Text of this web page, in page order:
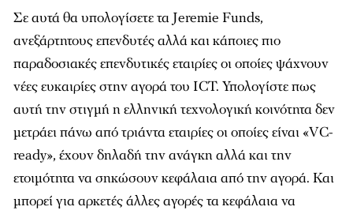
Σε αυτά θα υπολογίσετε τα Jeremie Funds,
ανεξάρτητους επενδυτές αλλά και κάποιες πιο
παραδοσιακές επενδυτικές εταιρίες οι οποίες ψάχνουν
νέες ευκαιρίες στην αγορά του ICT. Υπολογίστε πως
αυτή την στιγμή η ελληνική τεχνολογική κοινότητα δεν
μετράει πάνω από τριάντα εταιρίες οι οποίες είναι «VC-
ready», έχουν δηλαδή την ανάγκη αλλά και την
ετοιμότητα να σηκώσουν κεφάλαια από την αγορά. Και
μπορεί για αρκετές άλλες αγορές τα κεφάλαια να